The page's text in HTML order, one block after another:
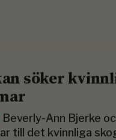
söker
Beverly-Ann Bjerke
till det kvinnliga